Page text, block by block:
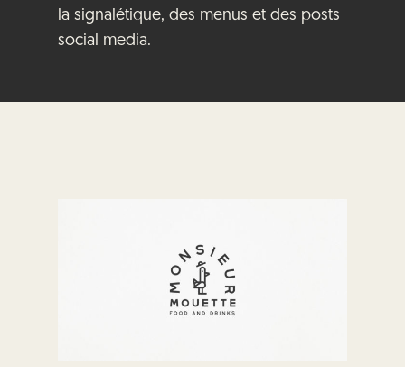
la signalétique, des menus et des posts
social media.